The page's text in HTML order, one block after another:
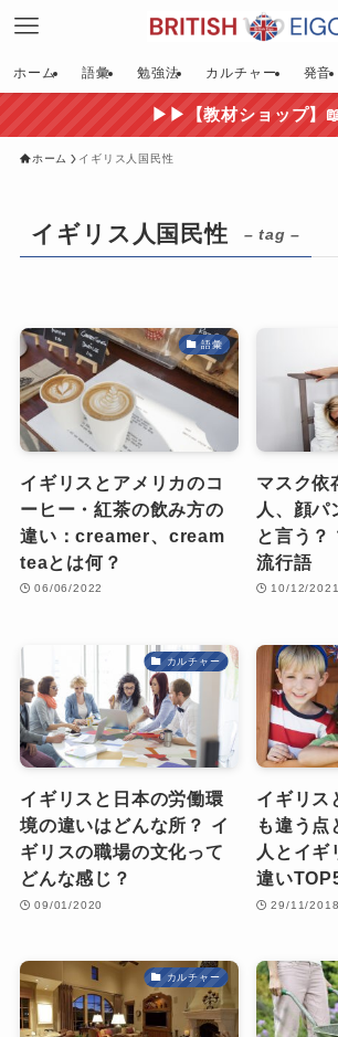
ホーム 語彙 勉強法 カルチャー 発音
▶▶【教材ショップ】
ホーム イギリス人国民性
イギリス人国民性 – tag –
語彙
イギリスとアメリカのコ
ーヒー・紅茶の飲み方の
違い：creamer、cream
teaとは何？
06/06/2022
マスク依
人、顔パ
と言う？
流行語
10/12/2021
カルチャー
イギリスと日本の労働環
境の違いはどんな所？ イ
ギリスの職場の文化って
どんな感じ？
09/01/2020
イギリス
も違う点
人とイギ
違い
29/11/2018
カルチャー